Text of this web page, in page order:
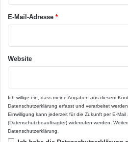
Eigenleistungen beim
einem erfolgreichen
sind, wie bereits im
eine sorgfältige
Einschätzungsvermögen
zur Weiterbildung
i
c
h
i
g
e
s
o
l
l
t
e
*
E-Mail-Adresse *
Website
Ich willige ein, dass meine Angaben aus diesem
Datenschutzerklärung erfasst und verarbeitet
Einwilligung kann jederzeit für die Zukunft per E-Mail
(Datenschutzbeauftragter) widerrufen werden.
Datenschutzerklärung.